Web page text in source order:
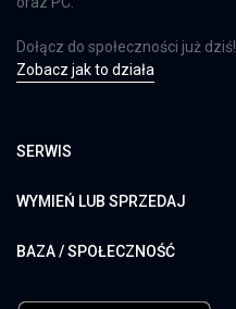
Dołącz do społeczności już dziś!
Zobacz jak to działa
SERWIS
WYMIEŃ LUB SPRZEDAJ
BAZA / SPOŁECZNOŚĆ